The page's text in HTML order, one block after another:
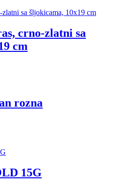
crno-zlatni sa
cm
rozna
15G